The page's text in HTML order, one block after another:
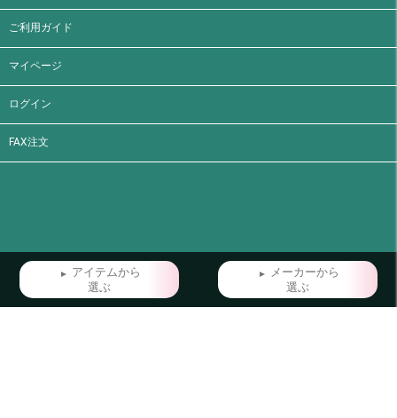
ご利用ガイド
マイページ
ログイン
FAX注文
アイテムから
選ぶ
メーカーから
選ぶ